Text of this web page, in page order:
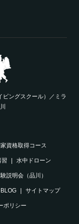
ビングスクール）／ミラ
資格取得コース
習 水中ドローン
説明会（品川）
サイトマップ
ポリシー